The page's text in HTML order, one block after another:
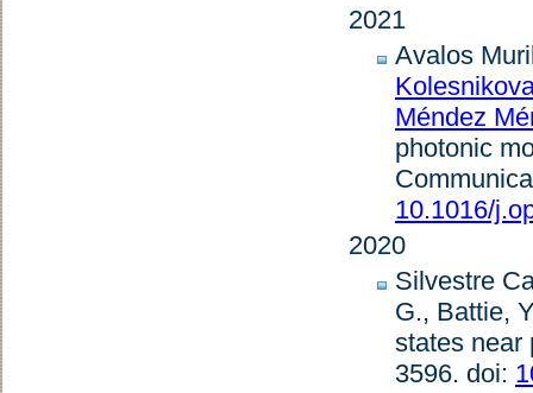
2021
Avalos
Méndez
photonic
10.1016/
2020
Silvestre
G., Battie,
states near
3596. doi: